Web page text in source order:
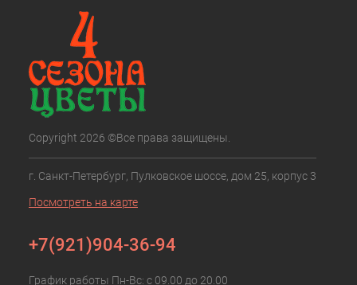
Copyright 2026 ©Все права защищены.
г. Санкт-Петербург, Пулковское шоссе, дом 25, корпус 3
Посмотреть на карте
+7(921)904-36-94
График работы Пн-Вс: с 09.00 до 20.00